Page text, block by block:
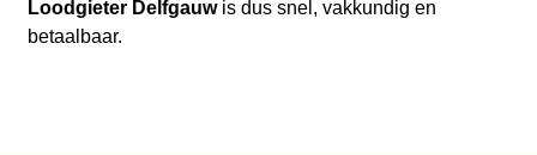
Loodgieter Delfgauwis dus snel, vakkundig en
betaalbaar.